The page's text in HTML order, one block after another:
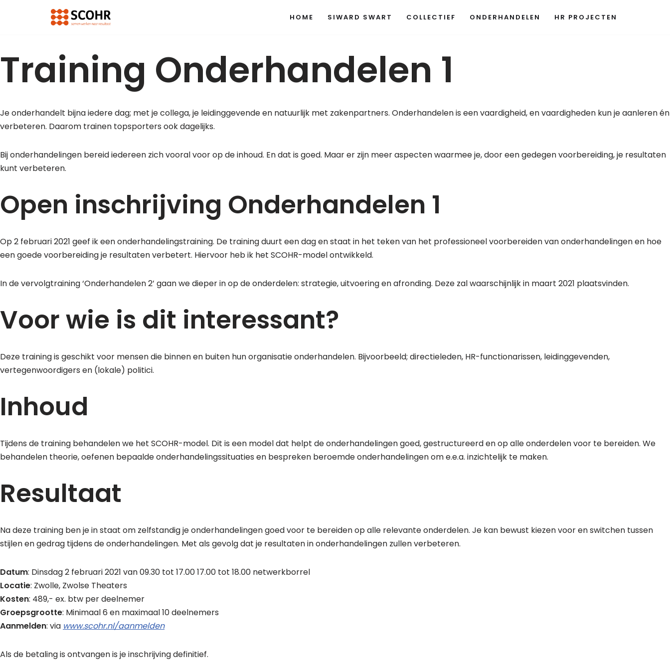
de
inhoud
HOME SIWARD SWART COLLECTIEF ONDERHANDELEN HR PROJECTEN
Training Onderhandelen 1
Je onderhandelt bijna iedere dag; met je collega, je leidinggevende en natuurlijk met zakenpartners. Onderhandelen is een vaardigheid, en vaardigheden kun je aanleren én
verbeteren. Daarom trainen topsporters ook dagelijks.
Bij onderhandelingen bereid iedereen zich vooral voor op de inhoud. En dat is goed. Maar er zijn meer aspecten waarmee je, door een gedegen voorbereiding, je resultaten
kunt verbeteren.
Open inschrijving Onderhandelen 1
Op 2 februari 2021 geef ik een onderhandelingstraining. De training duurt een dag en staat in het teken van het professioneel voorbereiden van onderhandelingen en hoe
een goede voorbereiding je resultaten verbetert. Hiervoor heb ik het SCOHR-model ontwikkeld.
In de vervolgtraining ‘Onderhandelen 2’ gaan we dieper in op de onderdelen: strategie, uitvoering en afronding. Deze zal waarschijnlijk in maart 2021 plaatsvinden.
Voor wie is dit interessant?
Deze training is geschikt voor mensen die binnen en buiten hun organisatie onderhandelen. Bijvoorbeeld; directieleden, HR-functionarissen, leidinggevenden,
vertegenwoordigers en (lokale) politici.
Inhoud
Tijdens de training behandelen we het SCOHR-model. Dit is een model dat helpt de onderhandelingen goed, gestructureerd en op alle onderdelen voor te bereiden. We
behandelen theorie, oefenen bepaalde onderhandelingssituaties en bespreken beroemde onderhandelingen om e.e.a. inzichtelijk te maken.
Resultaat
Na deze training ben je in staat om zelfstandig je onderhandelingen goed voor te bereiden op alle relevante onderdelen. Je kan bewust kiezen voor en switchen tussen
stijlen en gedrag tijdens de onderhandelingen. Met als gevolg dat je resultaten in onderhandelingen zullen verbeteren.
Datum: Dinsdag 2 februari 2021 van 09.30 tot 17.00 17.00 tot 18.00 netwerkborrel
Locatie: Zwolle, Zwolse Theaters
Kosten: 489,- ex. btw per deelnemer
Groepsgrootte: Minimaal 6 en maximaal 10 deelnemers
Aanmelden: via www.scohr.nl/aanmelden
Als de betaling is ontvangen is je inschrijving definitief.